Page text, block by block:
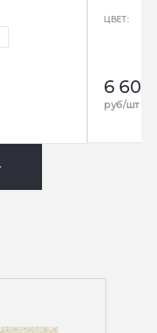
ЦВЕТ:
6 600
руб/шт